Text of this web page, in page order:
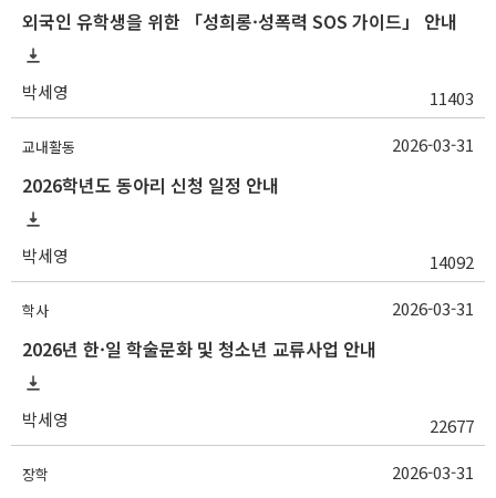
외국인 유학생을 위한 「성희롱·성폭력 SOS 가이드」 안내
박세영 11403
교내활동
2026학년도 동아리 신청 일정 안내
박세영 14092
2026-03-31
학사
2026년 한·일 학술문화 및 청소년 교류사업 안내
박세영 22677
2026-03-31
장학 2026-03-31